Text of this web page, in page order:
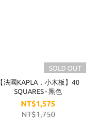
SOLD OUT
【法國KAPLA．小木板】40
SQUARES - 黑色
NT$1,575
NT$1,750